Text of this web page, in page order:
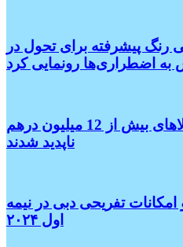
رنگ پیشرفته برای تحول در
به اضطراری‌ها رونمایی کرد
دو شرکت یک شبه با کالاهای بیش از 12 میلیون درهم
ناپدید شدند
امکانات تفریحی دبی در نیمه
اول ۲۰۲۴